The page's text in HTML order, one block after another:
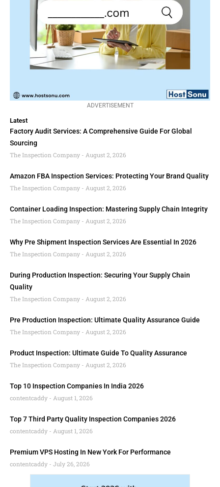
ADVERTISEMENT
Latest
Factory Audit Services: A Comprehensive Guide For Global
Sourcing
The Inspection Company
August 2, 2026
Amazon FBA Inspection Services: Protecting Your Brand Quality
The Inspection Company
August 2, 2026
Container Loading Inspection: Mastering Supply Chain Integrity
The Inspection Company
August 2, 2026
Why Pre Shipment Inspection Services Are Essential In 2026
The Inspection Company
August 2, 2026
During Production Inspection: Securing Your Supply Chain
Quality
The Inspection Company
August 2, 2026
Pre Production Inspection: Ultimate Quality Assurance Guide
The Inspection Company
August 2, 2026
Product Inspection: Ultimate Guide To Quality Assurance
The Inspection Company
August 2, 2026
Top 10 Inspection Companies In India 2026
contentcaddy
August 1, 2026
Top 7 Third Party Quality Inspection Companies 2026
contentcaddy
August 1, 2026
Premium VPS Hosting In New York For Performance
contentcaddy
July 26, 2026